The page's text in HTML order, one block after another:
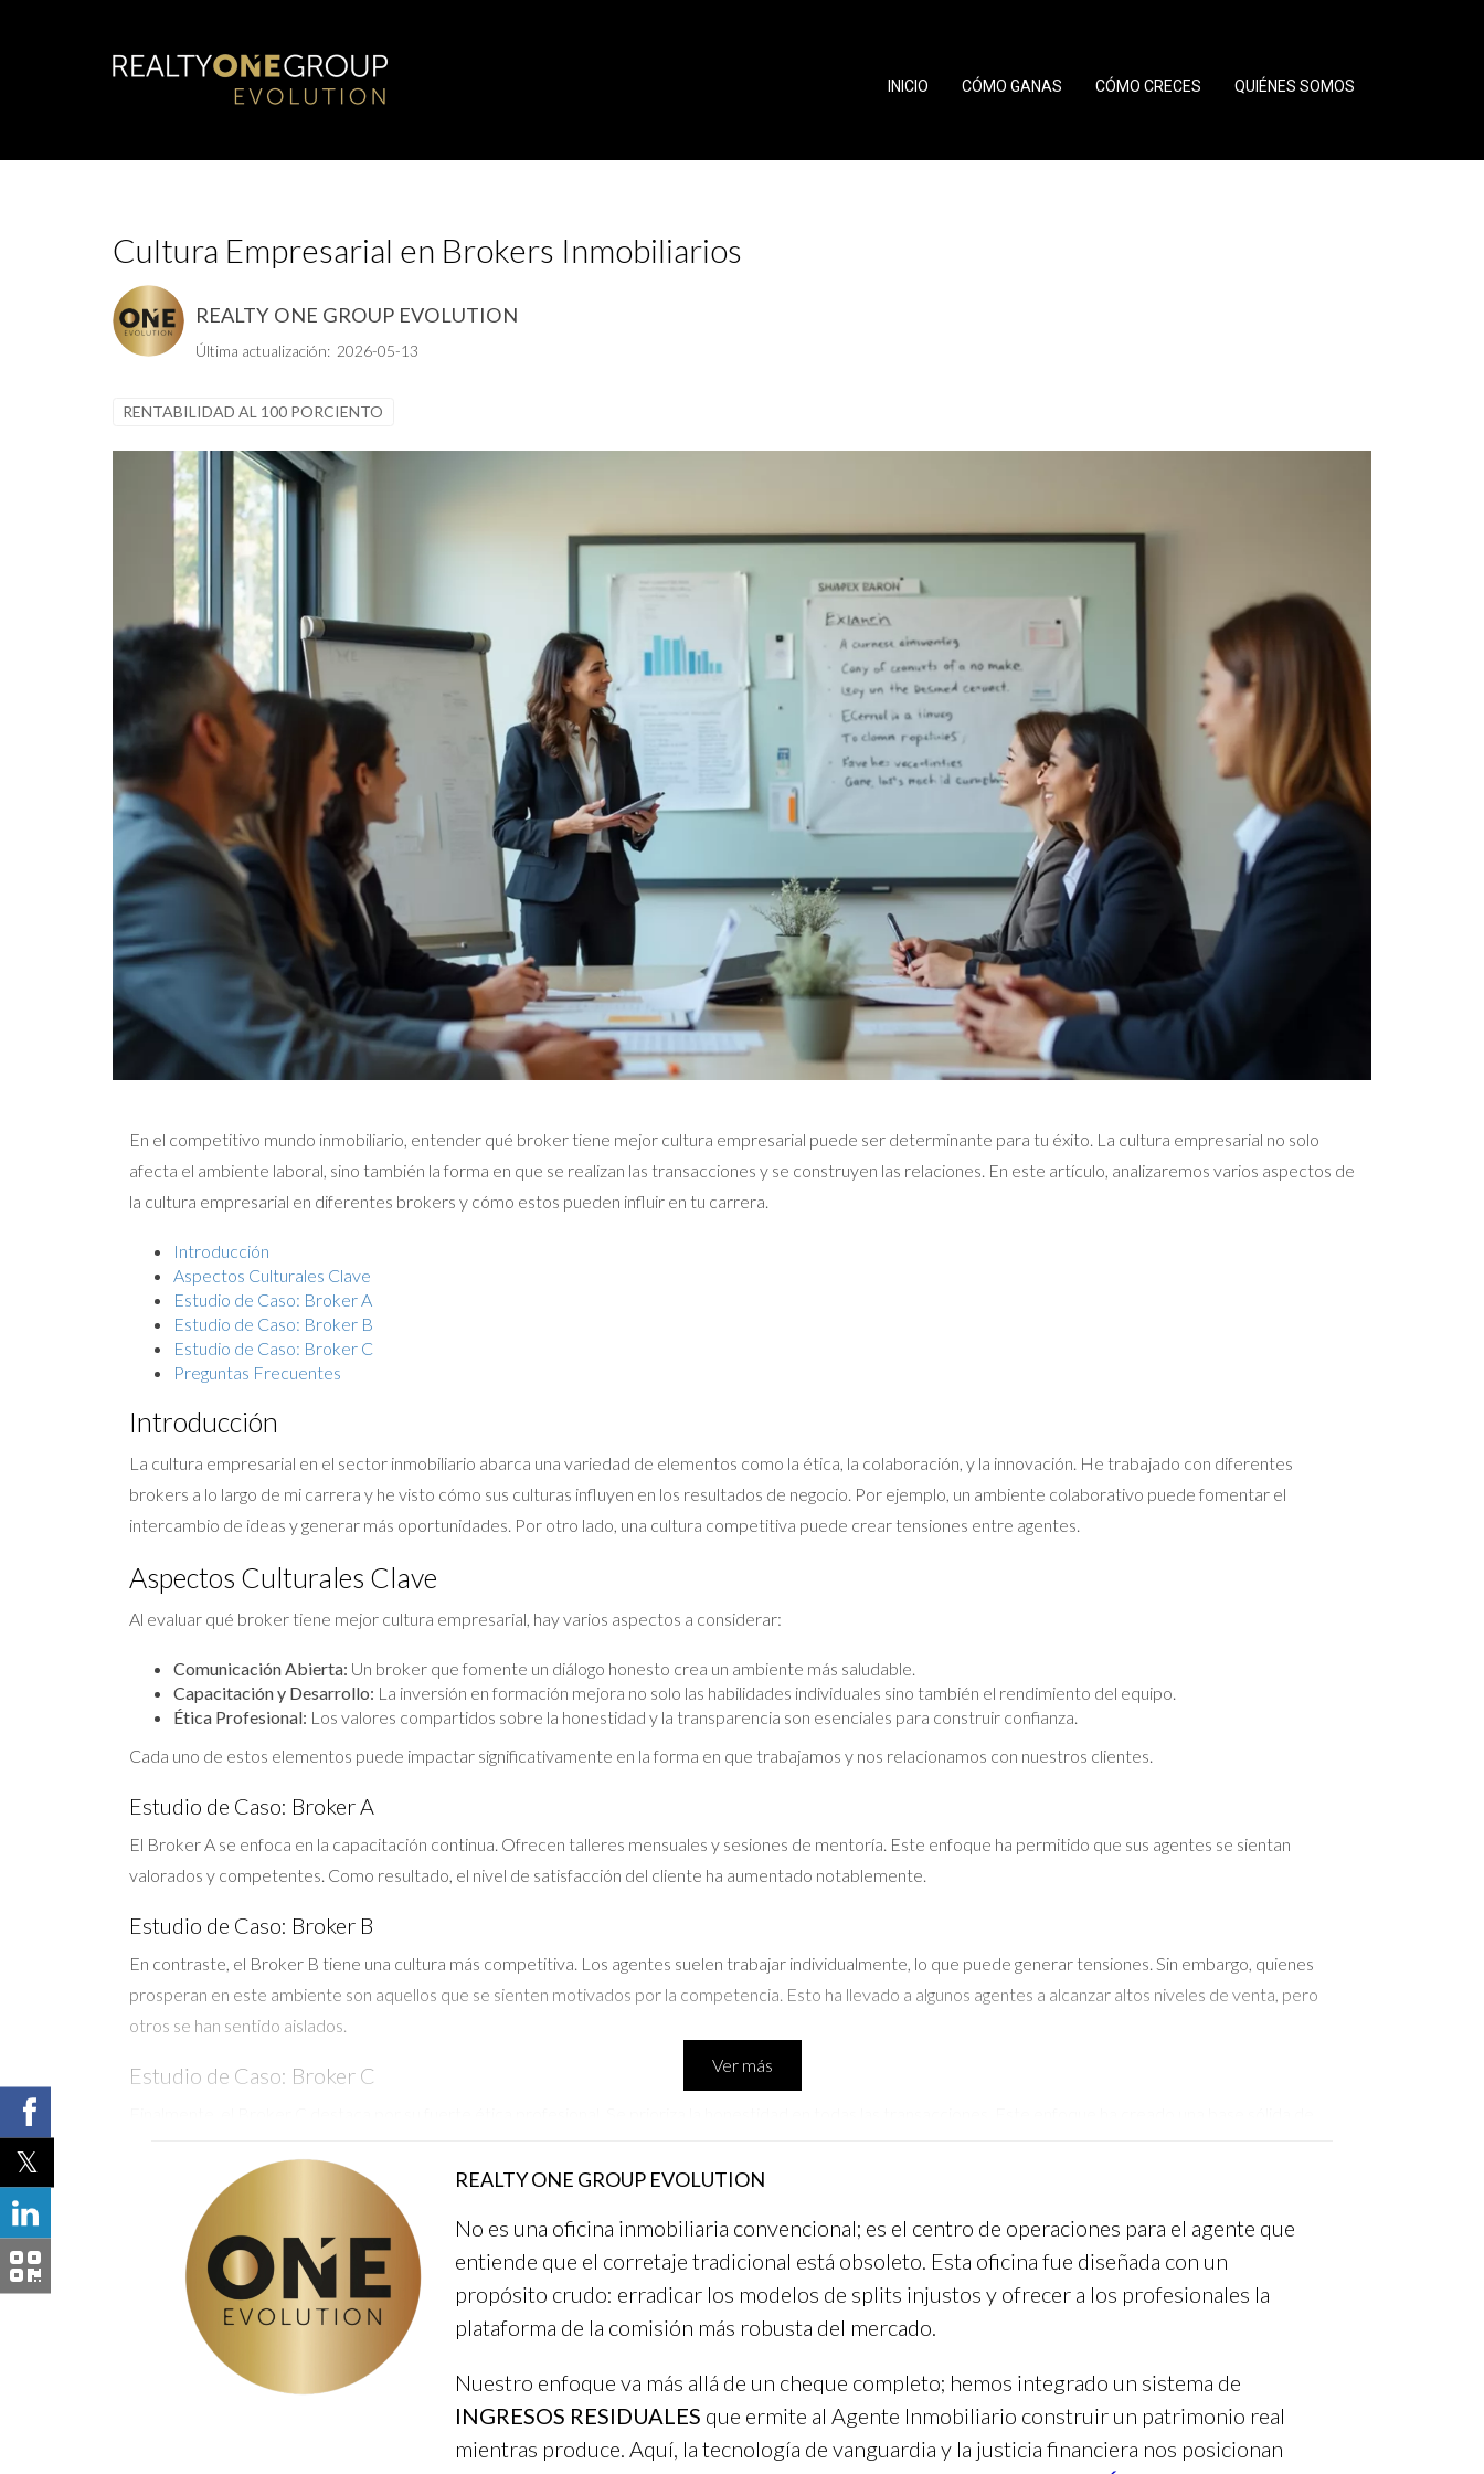
INICIO CÓMO GANAS CÓMO CRECES QUIÉNES SOMOS
Cultura Empresarial en Brokers Inmobiliarios
REALTY ONE GROUP EVOLUTION
Última actualización: 2026-05-13
RENTABILIDAD AL 100 PORCIENTO
En el competitivo mundo inmobiliario, entender qué broker tiene mejor cultura empresarial puede ser determinante para tu éxito. La cultura empresarial no solo
afecta el ambiente laboral, sino también la forma en que se realizan las transacciones y se construyen las relaciones. En este artículo, analizaremos varios aspectos de
la cultura empresarial en diferentes brokers y cómo estos pueden influir en tu carrera.
Introducción
Aspectos Culturales Clave
Estudio de Caso: Broker A
Estudio de Caso: Broker B
Estudio de Caso: Broker C
Preguntas Frecuentes
Introducción
La cultura empresarial en el sector inmobiliario abarca una variedad de elementos como la ética, la colaboración, y la innovación. He trabajado con diferentes
brokers a lo largo de mi carrera y he visto cómo sus culturas influyen en los resultados de negocio. Por ejemplo, un ambiente colaborativo puede fomentar el
intercambio de ideas y generar más oportunidades. Por otro lado, una cultura competitiva puede crear tensiones entre agentes.
Aspectos Culturales Clave
Al evaluar qué broker tiene mejor cultura empresarial, hay varios aspectos a considerar:
Comunicación Abierta: Un broker que fomente un diálogo honesto crea un ambiente más saludable.
Capacitación y Desarrollo: La inversión en formación mejora no solo las habilidades individuales sino también el rendimiento del equipo.
Ética Profesional: Los valores compartidos sobre la honestidad y la transparencia son esenciales para construir confianza.
Cada uno de estos elementos puede impactar significativamente en la forma en que trabajamos y nos relacionamos con nuestros clientes.
Estudio de Caso: Broker A
El Broker A se enfoca en la capacitación continua. Ofrecen talleres mensuales y sesiones de mentoría. Este enfoque ha permitido que sus agentes se sientan
valorados y competentes. Como resultado, el nivel de satisfacción del cliente ha aumentado notablemente.
Estudio de Caso: Broker B
En contraste, el Broker B tiene una cultura más competitiva. Los agentes suelen trabajar individualmente, lo que puede generar tensiones. Sin embargo, quienes
prosperan en este ambiente son aquellos que se sienten motivados por la competencia. Esto ha llevado a algunos agentes a alcanzar altos niveles de venta, pero
otros se han sentido aislados.
Estudio de Caso: Broker C
Si estás considerando cambiarte a un nuevo broker, evalúa su cultura empresarial antes de decidirte.
No dudes en preguntar sobre las políticas de capacitación durante tus entrevistas con brokers potenciales.
La cultura puede marcar la diferencia en tu carrera inmobiliaria. Infórmate bien antes de tomar una decisión.
Ver más
REALTY ONE GROUP EVOLUTION
No es una oficina inmobiliaria convencional; es el centro de operaciones para el agente que
entiende que el corretaje tradicional está obsoleto. Esta oficina fue diseñada con un
propósito crudo: erradicar los modelos de splits injustos y ofrecer a los profesionales la
plataforma de la comisión más robusta del mercado.
Nuestro enfoque va más allá de un cheque completo; hemos integrado un sistema de
INGRESOS RESIDUALES que ermite al Agente Inmobiliario construir un patrimonio real
mientras produce. Aquí, la tecnología de vanguardia y la justicia financiera nos posicionan